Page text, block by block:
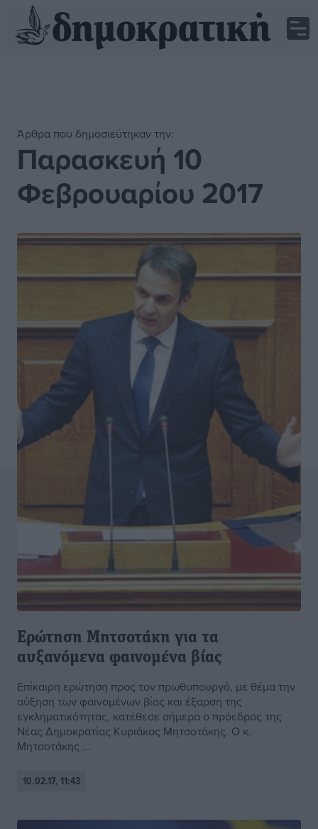
Άρθρα που δημοσιεύτηκαν την:
Παρασκευή 10
Φεβρουαρίου 2017
Ερώτηση Μητσοτάκη για τα
αυξανόμενα φαινομένα βίας
Eπίκαιρη ερώτηση προς τον πρωθυπουργό, με θέμα την
αύξηση των φαινομένων βίας και έξαρση της
εγκληματικότητας, κατέθεσε σήμερα ο πρόεδρος της
Νέας Δημοκρατίας Κυριάκος Μητσοτάκης. Ο κ.
Μητσοτάκης ...
10.02.17, 11:43